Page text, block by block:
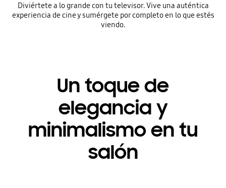
Diviértete a lo grande con tu televisor. Vive una auténtica
experiencia de cine y sumérgete por completo en lo que estés
viendo.
Un toque de
elegancia y
minimalismo en tu
salón